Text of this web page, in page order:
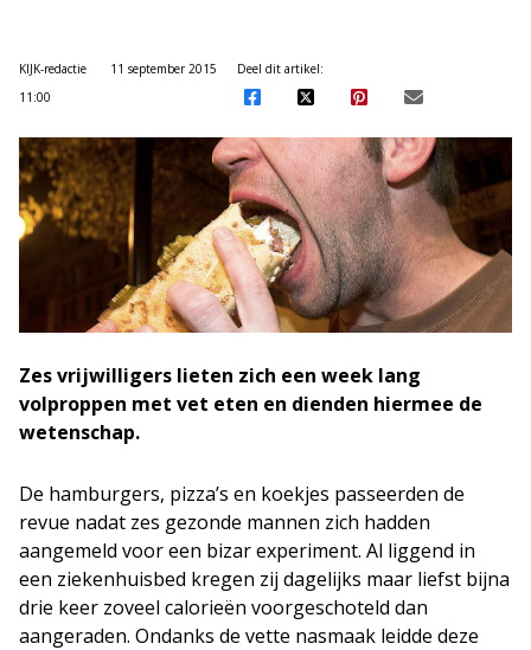
KIJK-redactie
11 september 2015
11:00
Deel dit artikel:
Zes vrijwilligers lieten zich een week lang
volproppen met vet eten en dienden hiermee de
wetenschap.
De hamburgers, pizza’s en koekjes passeerden de
revue nadat zes gezonde mannen zich hadden
aangemeld voor een bizar experiment. Al liggend in
een ziekenhuisbed kregen zij dagelijks maar liefst bijna
drie keer zoveel calorieën voorgeschoteld dan
aangeraden. Ondanks de vette nasmaak leidde deze